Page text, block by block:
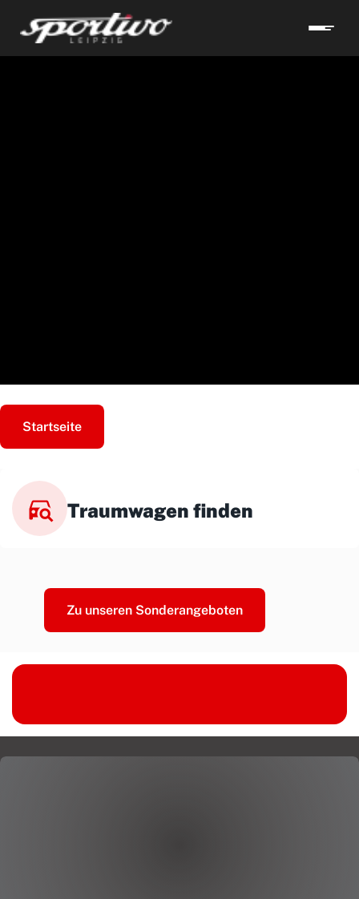
Startseite
Traumwagen finden
Zu unseren Sonderangeboten